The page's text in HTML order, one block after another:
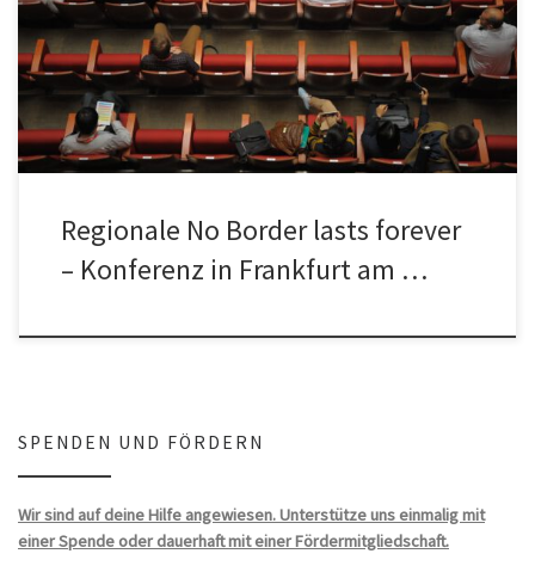
4. bis 6. März 2016 im Studierendenhaus, Campus Bockenheim,
Mertonstraße 26-28, […]
Regionale No Border lasts forever
– Konferenz in Frankfurt am …
SPENDEN UND FÖRDERN
Wir sind auf deine Hilfe angewiesen. Unterstütze uns einmalig mit
einer Spende oder dauerhaft mit einer Fördermitgliedschaft.